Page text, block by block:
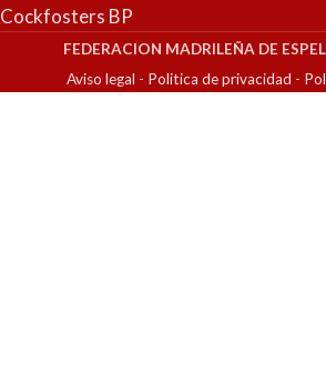
Cockfosters BP
FEDERACION MADRILEÑA DE
Aviso legal - Politica de privacidad -